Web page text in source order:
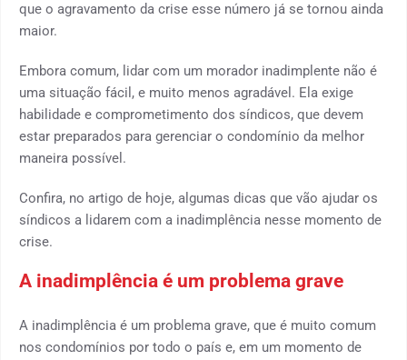
que o agravamento da crise esse número já se tornou ainda
maior.
Embora comum, lidar com um morador inadimplente não é
uma situação fácil, e muito menos agradável. Ela exige
habilidade e comprometimento dos síndicos, que devem
estar preparados para gerenciar o condomínio da melhor
maneira possível.
Confira, no artigo de hoje, algumas dicas que vão ajudar os
síndicos a lidarem com a inadimplência nesse momento de
crise.
A inadimplência é um problema grave
A inadimplência é um problema grave, que é muito comum
nos condomínios por todo o país e, em um momento de